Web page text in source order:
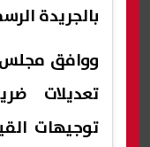
بالجريدة
ووافق مجلس
تعديلات
توجيهات